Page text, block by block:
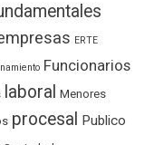
ERTE
Funcionarios
laboral Menores
procesal Publico